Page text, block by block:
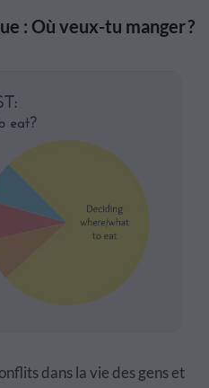
: Où veux-tu manger ?
dans la vie des gens et